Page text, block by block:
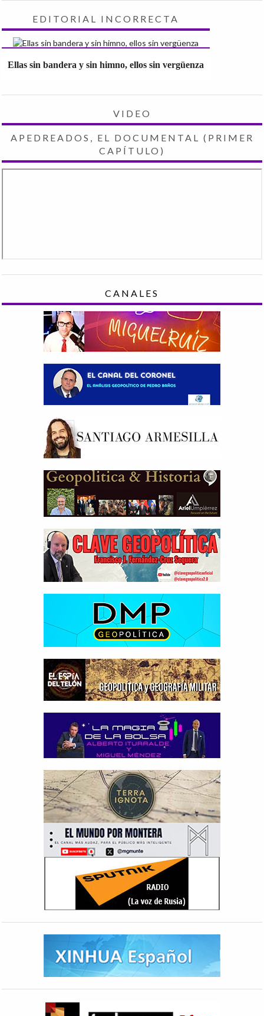
EDITORIAL INCORRECTA
Ellas sin bandera y sin himno, ellos sin vergüenza
VIDEO
APEDREADOS, EL DOCUMENTAL (PRIMER
CAPÍTULO)
CANALES